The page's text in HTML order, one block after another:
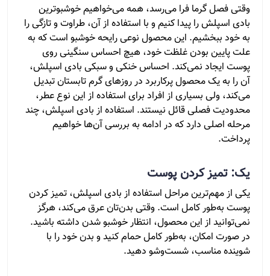
وقتی فصل گرما فرا می‌رسد، همه می‌خواهیم‌ خوشبوترین
بادی اسپلش را پیدا کنیم و با استفاده از آن، طراوت و تازگی را
به خود ببخشیم. این محصول نوعی رایحه خوشبو است که به
علت پایین بودن غلظت خود، هیچ احساس سنگینی روی
پوست ایجاد نمی‌کند. احساس خنکی و سبکی بادی اسپلش،
آن را به یک محصول پرکاربرد در روزهای گرم تابستان تبدیل
می‌کند، ولی بسیاری از افراد برای استفاده از این نوع عطر،
محدودیت فصلی قائل نیستند. استفاده از بادی اسپلش، چند
مرحله اصلی دارد که در ادامه به بررسی آن‌ها خواهیم
پرداخت.
یک: تمیز کردن پوست
یکی از مهم‌ترین مراحل استفاده از بادی اسپلش، تمیز کردن
پوست به‌طور کامل است. وقتی بدن‌تان عرق می‌کند، هرگز
نمی‌توانید از این محصول، انتظار خوشبو شدن داشته باشید.
در صورت امکان، به‌طور کامل حمام کنید و بدن خود را با
شوینده مناسب، شست‌وشو دهید.